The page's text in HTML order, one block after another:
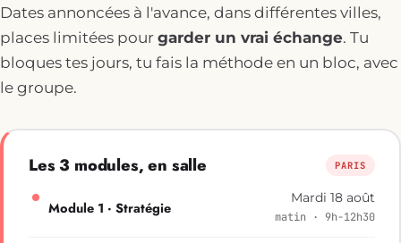
Dates annoncées à l'avance, dans différentes villes,
places limitées pour garder un vrai échange. Tu
bloques tes jours, tu fais la méthode en un bloc, avec
le groupe.
Les 3 modules, en salle PARIS
Module 1 · Stratégie
Mardi 18 août
matin · 9h-12h30